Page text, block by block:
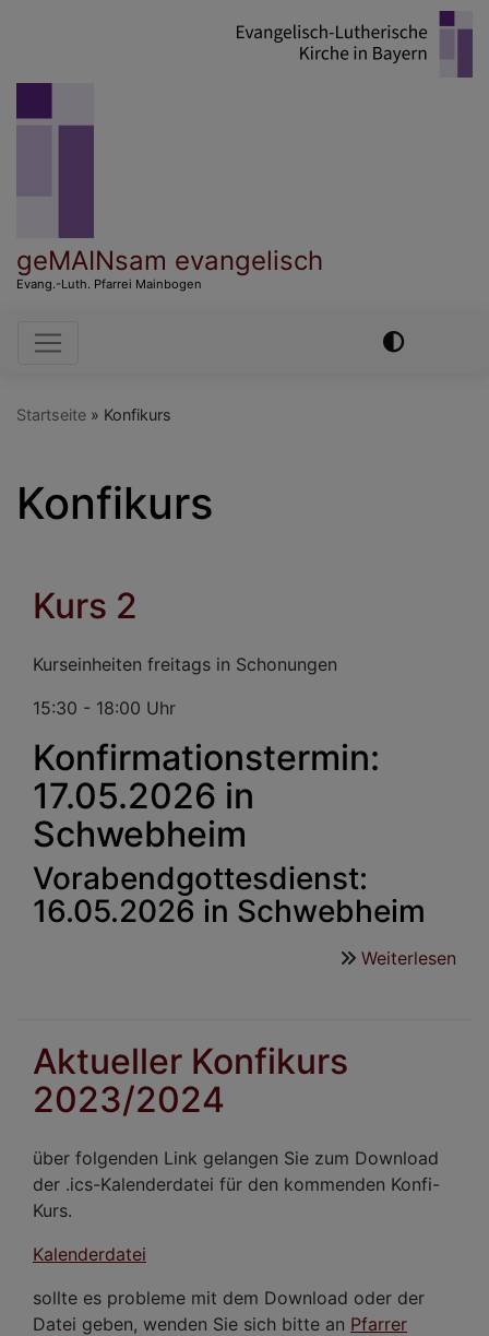
geMAINsam evangelisch
Evang.-Luth. Pfarrei Mainbogen
Hauptnavigation
Startseite Konfikurs
Konfikurs
Kurs 2
Kurseinheiten freitags in Schonungen
15:30 - 18:00 Uhr
Konfirmationstermin:
17.05.2026 in
Schwebheim
Vorabendgottesdienst:
16.05.2026 in Schwebheim
Weiterlesen
Aktueller Konfikurs
2023/2024
über folgenden Link gelangen Sie zum Download
der .ics-Kalenderdatei für den kommenden Konfi-
Kurs.
Kalenderdatei
sollte es probleme mit dem Download oder der
Datei geben, wenden Sie sich bitte an Pfarrer